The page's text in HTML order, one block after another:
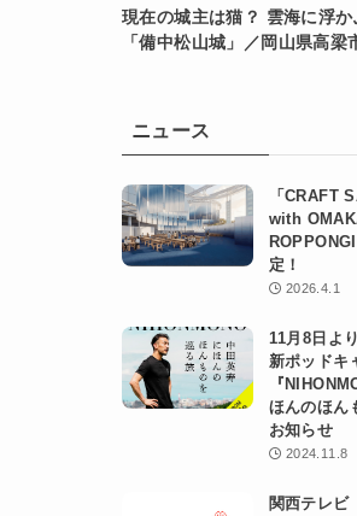
現在の城主は猫？ 雲海に浮
「備中松山城」／岡山県高梁
ニュース
「CRAFT
with
定！
2026.4.1
11月8日よ
新ポッドキ
『
ほんのほん
お知らせ
2024.11.8
関西テレビ